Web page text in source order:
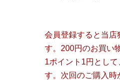
会員登録すると当店
す。200円のお買い
1ポイント1円とし
す。次回のご購入時